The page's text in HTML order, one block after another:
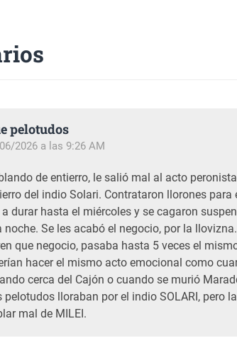
pelotudos
2026 a las 9:26 AM
de entierro, le salió mal al acto
del indio Solari. Contrataron llorones para
a durar hasta el miércoles y se cagaron
noche. Se les acabó el negocio, por la llovizna.
que negocio, pasaba hasta 5 veces el
hacer el mismo acto emocional como
cerca del Cajón o cuando se murió
pelotudos lloraban por el indio SOLARI, pero
mal de MILEI.